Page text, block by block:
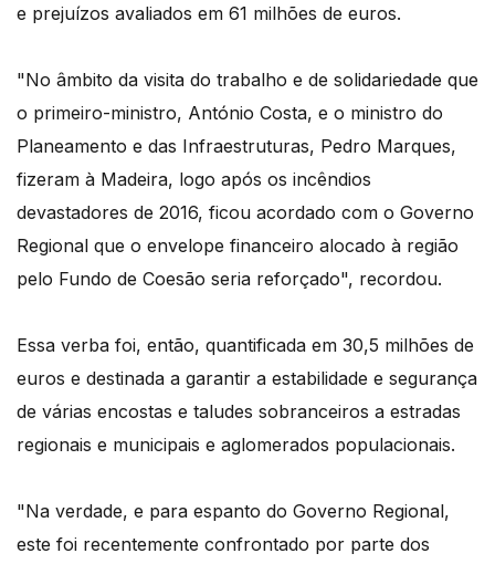
e prejuízos avaliados em 61 milhões de euros.
"No âmbito da visita do trabalho e de solidariedade que
o primeiro-ministro, António Costa, e o ministro do
Planeamento e das Infraestruturas, Pedro Marques,
fizeram à Madeira, logo após os incêndios
devastadores de 2016, ficou acordado com o Governo
Regional que o envelope financeiro alocado à região
pelo Fundo de Coesão seria reforçado", recordou.
Essa verba foi, então, quantificada em 30,5 milhões de
euros e destinada a garantir a estabilidade e segurança
de várias encostas e taludes sobranceiros a estradas
regionais e municipais e aglomerados populacionais.
"Na verdade, e para espanto do Governo Regional,
este foi recentemente confrontado por parte dos